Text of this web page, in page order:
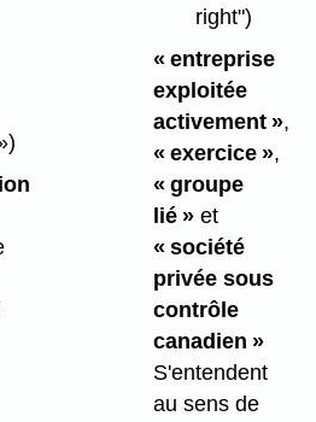
right")
« entreprise
exploitée
activement »,
« exercice »,
« groupe
lié » et
« société
privée sous
contrôle
canadien »
S'entendent
au sens de